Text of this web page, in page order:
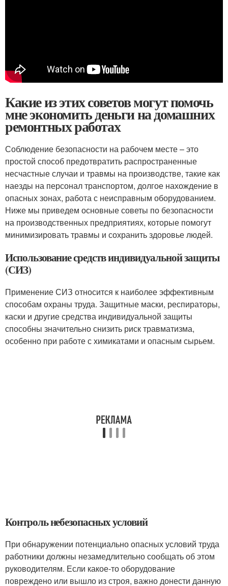
Какие из этих советов могут помочь
мне экономить деньги на домашних
ремонтных работах
Соблюдение безопасности на рабочем месте – это
простой способ предотвратить распространенные
несчастные случаи и травмы на производстве, такие как
наезды на персонал транспортом, долгое нахождение в
опасных зонах, работа с неисправным оборудованием.
Ниже мы приведем основные советы по безопасности
на производственных предприятиях, которые помогут
минимизировать травмы и сохранить здоровье людей.
Использование средств индивидуальной защиты
(СИЗ)
Применение СИЗ относится к наиболее эффективным
способам охраны труда. Защитные маски, респираторы,
каски и другие средства индивидуальной защиты
способны значительно снизить риск травматизма,
особенно при работе с химикатами и опасным сырьем.
Контроль небезопасных условий
При обнаружении потенциально опасных условий труда
работники должны незамедлительно сообщать об этом
руководителям. Если какое-то оборудование
повреждено или вышло из строя, важно донести данную